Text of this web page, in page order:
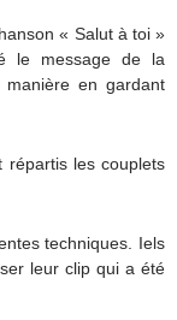
« Salut à toi »
le message de la
en gardant
les couplets
techniques. Iels
leur clip qui a été